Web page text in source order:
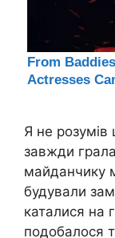
Я не
завжди
майданчику
будували
каталися на
подобалося